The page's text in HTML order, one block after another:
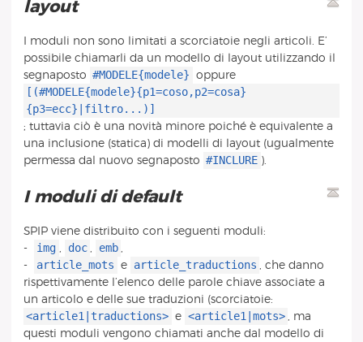
layout
I moduli non sono limitati a scorciatoie negli articoli. E’
possibile chiamarli da un modello di layout utilizzando il
segnaposto #MODELE{modele} oppure
[(#MODELE{modele}{p1=coso,p2=cosa}
{p3=ecc}|filtro...)]
; tuttavia ciò è una novità minore poiché è equivalente a
una inclusione (statica) di modelli di layout (ugualmente
permessa dal nuovo segnaposto #INCLURE ).
I moduli di default
SPIP viene distribuito con i seguenti moduli:
-
img doc emb
-
article_mots e article_traductions
, che danno
rispettivamente l’elenco delle parole chiave associate a
un articolo e delle sue traduzioni (scorciatoie:
<article1|traductions> e <article1|mots>
, ma
questi moduli vengono chiamati anche dal modello di